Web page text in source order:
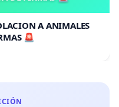
A ANIMALES
🚨